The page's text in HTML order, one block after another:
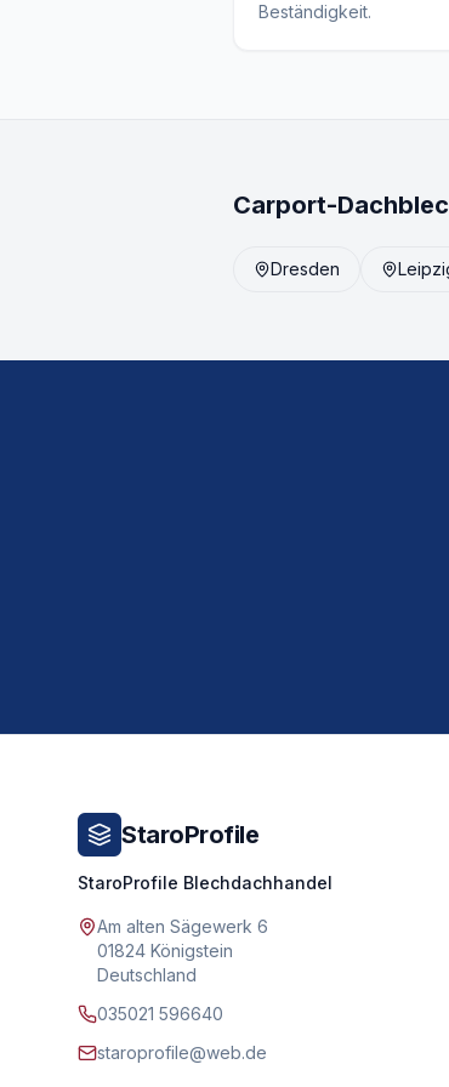
Beständigkeit.
Carport-
Dresden
StaroProfile
StaroProfile Blechdachhandel
Am alten Sägewerk 6
01824 Königstein
Deutschland
035021 596640
staroprofile@web.de